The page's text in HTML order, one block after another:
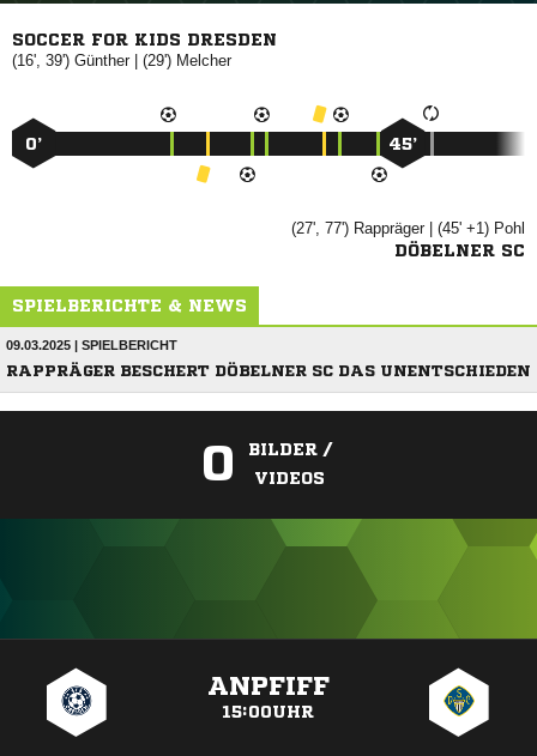
SOCCER FOR KIDS DRESDEN
(16', 39') | (29') 
0’ 45’
(27', 77') | (45' +1) 
DÖBELNER SC
SPIELBERICHTE & NEWS
09.03.2025 | SPIELBERICHT
RAPPRÄGER BESCHERT DÖBELNER SC DAS UNENTSCHIEDEN
0
BILDER /
VIDEOS
ANPFIFF
15:00UHR